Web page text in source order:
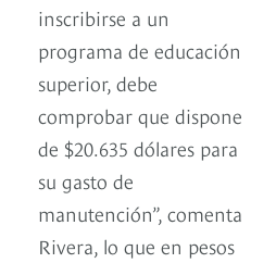
inscribirse a un
programa de educación
superior, debe
comprobar que dispone
de $20.635 dólares para
su gasto de
manutención”, comenta
Rivera, lo que en pesos